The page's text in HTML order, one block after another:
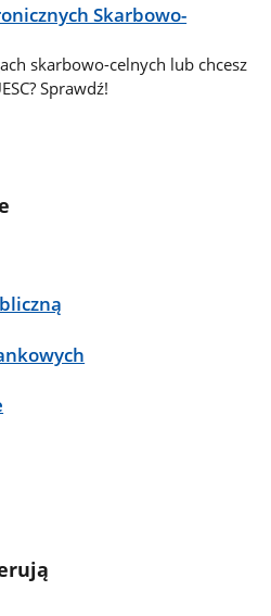
Skarbowo-
skarbowo-celnych lub chcesz
Sprawdź!